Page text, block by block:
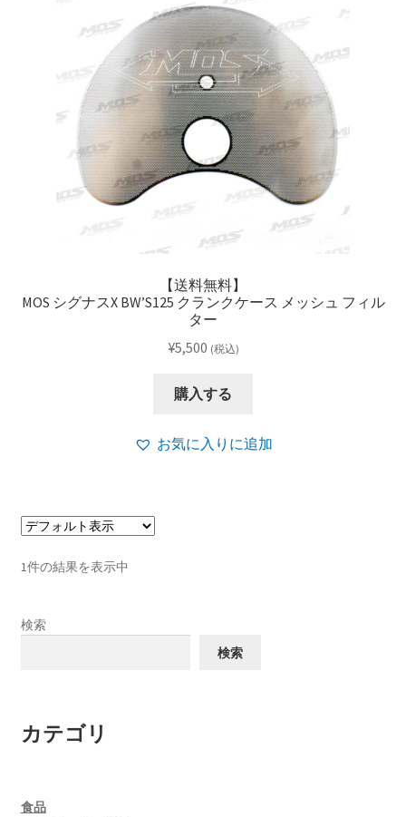
【送料無料】
MOS シグナスX BW’S125 クランクケース メッシュ フィル
ター
¥5,500 (税込)
購入する
お気に入りに追加
1件の結果を表示中
検索
検索
カテゴリ
食品